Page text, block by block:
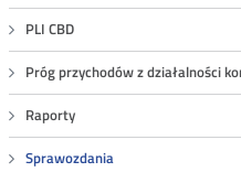
PLI CBD
Próg przychodów z działalności
Raporty
Sprawozdania